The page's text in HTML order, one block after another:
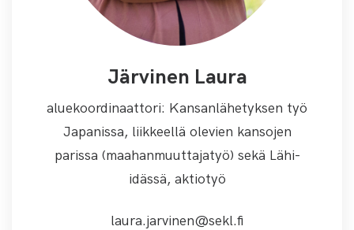
Järvinen Laura
aluekoordinaattori: Kansanlähetyksen työ
Japanissa, liikkeellä olevien kansojen
parissa (maahanmuuttajatyö) sekä Lähi-
idässä, aktiotyö
laura.jarvinen@sekl.fi